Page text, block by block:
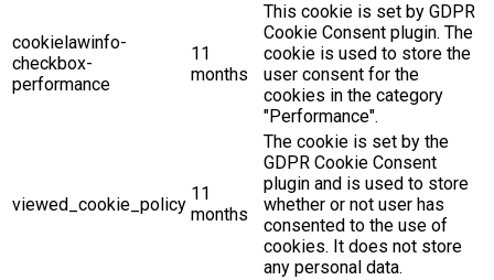
cookielawinfo-
checkbox-
performance
11
months
This cookie is set by GDPR
Cookie Consent plugin. The
cookie is used to store the
user consent for the
cookies in the category
"Performance".
viewed_cookie_policy
11
months
The cookie is set by the
GDPR Cookie Consent
plugin and is used to store
whether or not user has
consented to the use of
cookies. It does not store
any personal data.